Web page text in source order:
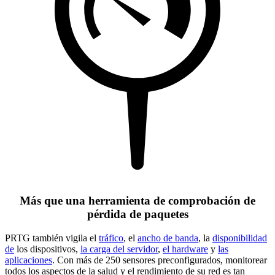
Más que una herramienta de comprobación de
pérdida de paquetes
PRTG también vigila el tráfico, el ancho de banda, la disponibilidad
de los dispositivos, la carga del servidor, el hardware y las
aplicaciones. Con más de 250 sensores preconfigurados, monitorear
todos los aspectos de la salud y el rendimiento de su red es tan